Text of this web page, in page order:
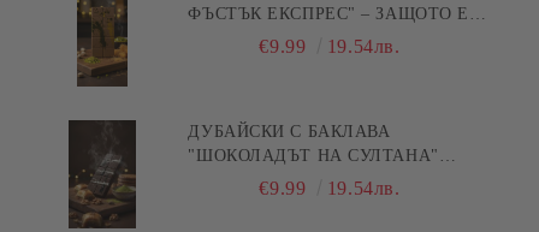
ФЪСТЪК ЕКСПРЕС" – ЗАЩОТО Е
БЪРЗА ПИСТА КЪМ
€9.99 19.54лв.
ДУБАЙСКИ С БАКЛАВА
"ШОКОЛАДЪТ НА СУЛТАНА"
€9.99 19.54лв.